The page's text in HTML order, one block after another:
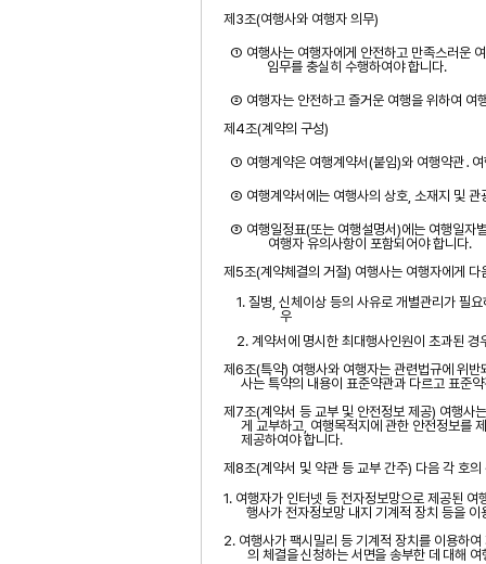
제 3조(여행사와 여행자 의무)
① 여행사는 여행자에게 안전하고 만족스러운
임무를 충실히 수행하여야 합니다.
② 여행자는 안전하고 즐거운 여행을 위하여 여
제 4조(계약의 구성)
① 여행계약은 여행계약서 (붙임)와 여행약관․
② 여행계약서에는 여행사의 상호 소재지 및 관
③ 여행일정표(또는 여행설명서 )에는 여행일자
여행자 유의사항이 포함되어야 합니다.
제 5조(계약체결의 거절) 여행사는 여행자에게 다
1. 질병 신체이상 등의 사유로 개별관리가 필요
우
2. 계약서에 명시한 최대행사인원이 초과된 경
제 6조(특약) 여행사와 여행자는 관련법규에 위
사는 특약의 내용이 표준약관과 다르고 표준
제 7조(계약서 등 교부 및 안전정보 제공) 여행사
게 교부하고 여행목적지에 관한 안전정보를
제공하여야 합니다.
제 8조(계약서 및 약관 등 교부 간주) 다음 각 호
1. 여행자가 인터넷 등 전자정보망으로 제공된 여
행사가 전자정보망 내지 기계적 장치 등을
2. 여행사가 팩시밀리 등 기계적 장치를 이용하
의 체결을 신청하는 서면을 송부한 데 대해